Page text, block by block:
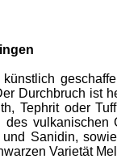
künstlich
Durchbruch ist
Tephrit oder
des
Sanidin,
Varietät